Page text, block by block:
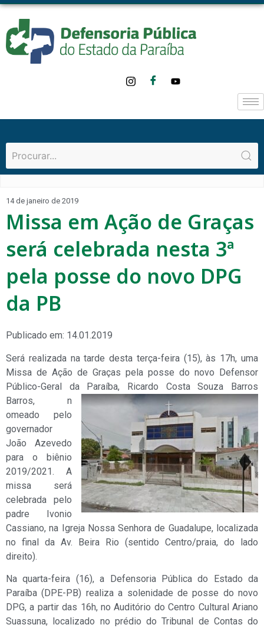
14 de janeiro de 2019
Missa em Ação de Graças
será celebrada nesta 3ª
pela posse do novo DPG
da PB
Publicado em: 14.01.2019
Será realizada na tarde desta terça-feira (15), às 17h, uma
Missa de Ação de Graças pela posse do novo Defensor
Público-Geral da Paraíba, Ricardo Costa Souza Barros
Barros, n
omeado pelo
governador
João Azevedo
para o biênio
2019/2021. A
missa será
celebrada pelo
padre Ivonio
Cassiano, na Igreja Nossa Senhora de Guadalupe, localizada
no final da Av. Beira Rio (sentido Centro/praia, do lado
direito).
Na quarta-feira (16), a Defensoria Pública do Estado da
Paraíba (DPE-PB) realiza a solenidade de posse do novo
DPG, a partir das 16h, no Auditório do Centro Cultural Ariano
Suassuna, localizado no prédio do Tribunal de Contas do